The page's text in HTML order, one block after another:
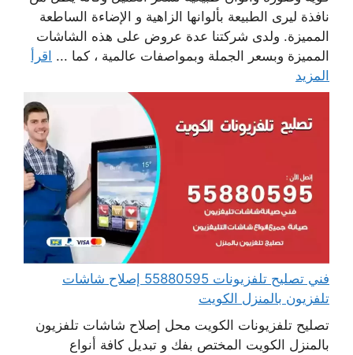
نافذة ليرى الطبيعة بألوانها الزاهية و الإضاءة الساطعة
المميزة. ولدى شركتنا عدة عروض على هذه الشاشات
المميزة وبسعر الجملة وبمواصفات عالمية ، كما ... اقرأ
المزيد
فني تصليح تلفزيونات 55880595 إصلاح شاشات
تلفزيون بالمنزل الكويت
تصليح تلفزيونات الكويت محل إصلاح شاشات تلفزيون
بالمنزل الكويت المختص بفك و تبديل كافة أنواع